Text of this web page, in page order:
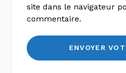
site dans le navigateur
commentaire.